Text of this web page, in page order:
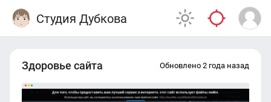
Студия Дубкова
Здоровье сайта Обновлено 2 года назад